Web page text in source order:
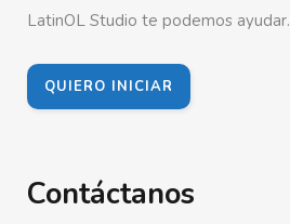
LatinOL Studio te podemos ayudar.
QUIERO INICIAR
Contáctanos